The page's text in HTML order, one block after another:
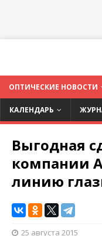
ОПТИЧЕСКИЕ НОВОСТИ
КАЛЕНДАРЬ
Выгодная
компании
линию
25 августа 2015